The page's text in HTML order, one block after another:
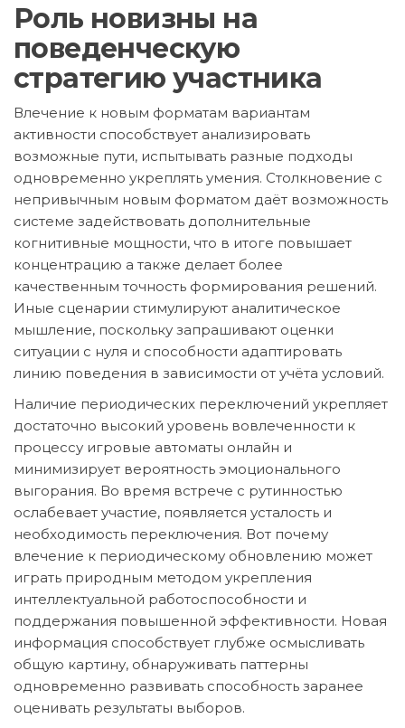
Роль новизны на
поведенческую
стратегию участника
Влечение к новым форматам вариантам
активности способствует анализировать
возможные пути, испытывать разные подходы
одновременно укреплять умения. Столкновение с
непривычным новым форматом даёт возможность
системе задействовать дополнительные
когнитивные мощности, что в итоге повышает
концентрацию а также делает более
качественным точность формирования решений.
Иные сценарии стимулируют аналитическое
мышление, поскольку запрашивают оценки
ситуации с нуля и способности адаптировать
линию поведения в зависимости от учёта условий.
Наличие периодических переключений укрепляет
достаточно высокий уровень вовлеченности к
процессу игровые автоматы онлайн и
минимизирует вероятность эмоционального
выгорания. Во время встрече с рутинностью
ослабевает участие, появляется усталость и
необходимость переключения. Вот почему
влечение к периодическому обновлению может
играть природным методом укрепления
интеллектуальной работоспособности и
поддержания повышенной эффективности. Новая
информация способствует глубже осмысливать
общую картину, обнаруживать паттерны
одновременно развивать способность заранее
оценивать результаты выборов.